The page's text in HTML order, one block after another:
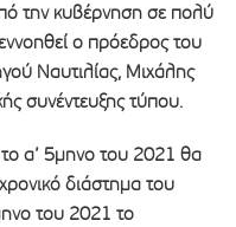
την κυβέρνηση σε πολύ
ο πρόεδρος του
Ναυτιλίας, Μιχάλης
συνέντευξης τύπου.
α’ 5μηνο του 2021 θα
διάστημα του
του 2021 το